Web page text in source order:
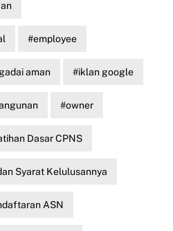
employee
gadai aman iklan google
owner
Dasar CPNS
Syarat Kelulusannya
ASN